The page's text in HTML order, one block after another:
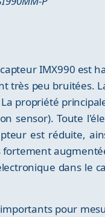
IMX990 est
très peu bruitées.
propriété
sensor). Toute
est réduite,
fortement
dans le
pour